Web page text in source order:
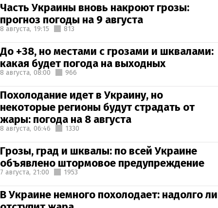
Часть Украины вновь накроют грозы:
прогноз погоды на 9 августа
8 августа, 19:15 813
До +38, но местами с грозами и шквалами:
какая будет погода на выходных
8 августа, 08:00 966
Похолодание идет в Украину, но
некоторые регионы будут страдать от
жары: погода на 8 августа
8 августа, 06:46 1330
Грозы, град и шквалы: по всей Украине
объявлено штормовое предупреждение
7 августа, 21:00 1953
В Украине немного похолодает: надолго ли